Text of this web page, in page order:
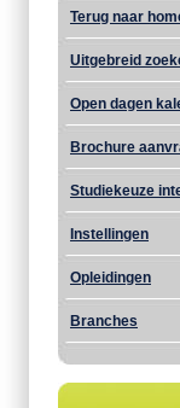
Terug naar
Uitgebreid
Open dagen
Brochure
Studiekeuze
Instellingen
Opleidingen
Branches